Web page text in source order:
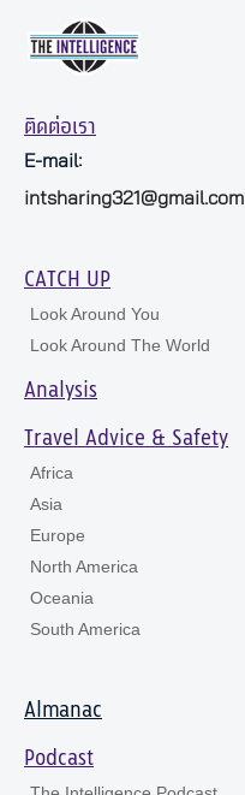
ติดต่อเรา
E-mail:
intsharing321@gmail.com
CATCH UP
Look Around You
Look Around The World
Analysis
Travel Advice & Safety
Africa
Asia
Europe
North America
Oceania
South America
Almanac
Podcast